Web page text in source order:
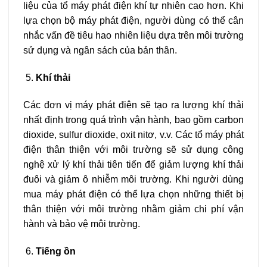
liệu của tổ máy phát điện khí tự nhiên cao hơn. Khi
lựa chọn bộ máy phát điện, người dùng có thể cân
nhắc vấn đề tiêu hao nhiên liệu dựa trên môi trường
sử dụng và ngân sách của bản thân.
Khí thải
Các đơn vị máy phát điện sẽ tạo ra lượng khí thải
nhất định trong quá trình vận hành, bao gồm carbon
dioxide, sulfur dioxide, oxit nitơ, v.v. Các tổ máy phát
điện thân thiện với môi trường sẽ sử dụng công
nghệ xử lý khí thải tiên tiến để giảm lượng khí thải
đuôi và giảm ô nhiễm môi trường. Khi người dùng
mua máy phát điện có thể lựa chọn những thiết bị
thân thiện với môi trường nhằm giảm chi phí vận
hành và bảo vệ môi trường.
Tiếng ồn